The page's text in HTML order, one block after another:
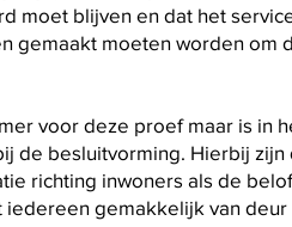
moet blijven en dat het
gemaakt moeten worden om
voor deze proef maar is in
de besluitvorming. Hierbij
richting inwoners als de
gemakkelijk van deur